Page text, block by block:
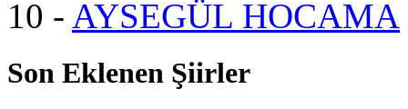
10 - AYSEGÜL HOCAMA
Son Eklenen Şiirler